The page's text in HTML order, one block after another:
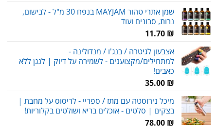
היה:
110.00 ₪.
הוא:
שמן אתרי טהור MAYJAM בנפח 30 מ"ל - לבישום,
נרות, סבונים ועוד
11.70 ₪
אצבעון לגיטרה / בנג'ו / מנדולינה -
למתחילים/מקצוענים - לשמירה על דיוק | לנגן ללא
כאבים!
35.00 ₪
מיכל נירוסטה עם מתז / ספריי - לריסוס על מחבת |
בצקים | סלטים - אוכלים בריא ושולטים בקלוריות!
78.00 ₪